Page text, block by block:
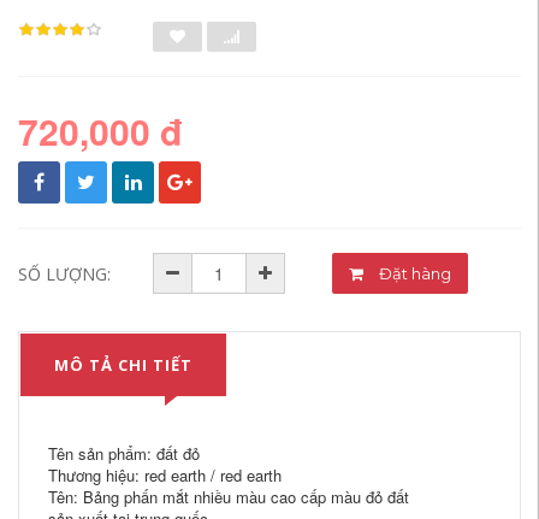
720,000 đ
SỐ LƯỢNG: Đặt hàng
MÔ TẢ CHI TIẾT
Tên sản phẩm: đất đỏ
Thương hiệu: red earth / red earth
Tên: Bảng phấn mắt nhiều màu cao cấp màu đỏ đất